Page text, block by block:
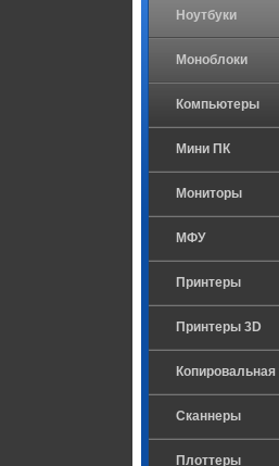
Ноутбуки
Моноблоки
Компьютеры
Мини ПК
Мониторы
МФУ
Принтеры
Принтеры 3D
Копировальная
Сканнеры
Плоттеры